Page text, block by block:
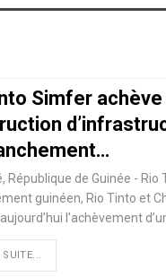
Simfer
République de Guinée -
guinéen, Rio Tinto et
l'achèvement